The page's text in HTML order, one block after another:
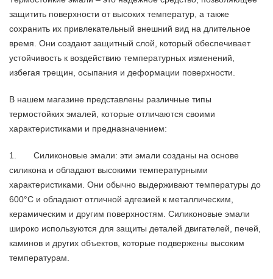
защитить поверхности от высоких температур, а также
сохранить их привлекательный внешний вид на длительное
время. Они создают защитный слой, который обеспечивает
устойчивость к воздействию температурных изменений,
избегая трещин, осыпания и деформации поверхности.
В нашем магазине представлены различные типы
термостойких эмалей, которые отличаются своими
характеристиками и предназначением:
1. Силиконовые эмали: эти эмали созданы на основе
силикона и обладают высокими температурными
характеристиками. Они обычно выдерживают температуры до
600°C и обладают отличной адгезией к металлическим,
керамическим и другим поверхностям. Силиконовые эмали
широко используются для защиты деталей двигателей, печей,
каминов и других объектов, которые подвержены высоким
температурам.